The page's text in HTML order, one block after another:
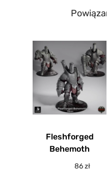
Fleshforged
Behemoth
86zł